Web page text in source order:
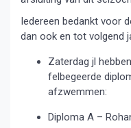
Iedereen bedankt voor
dan ook en tot volgend
Zaterdag jl
felbegeerde
afzwemmen:
Diploma A –